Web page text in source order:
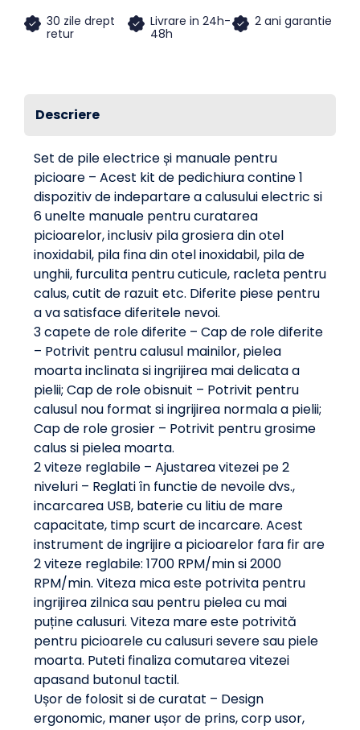
30 zile drept
retur
Livrare in 24h-
48h
2 ani garantie
Descriere
Set de pile electrice și manuale pentru
picioare – Acest kit de pedichiura contine 1
dispozitiv de indepartare a calusului electric si
6 unelte manuale pentru curatarea
picioarelor, inclusiv pila grosiera din otel
inoxidabil, pila fina din otel inoxidabil, pila de
unghii, furculita pentru cuticule, racleta pentru
calus, cutit de razuit etc. Diferite piese pentru
a va satisface diferitele nevoi.
3 capete de role diferite – Cap de role diferite
– Potrivit pentru calusul mainilor, pielea
moarta inclinata si ingrijirea mai delicata a
pielii; Cap de role obisnuit – Potrivit pentru
calusul nou format si ingrijirea normala a pielii;
Cap de role grosier – Potrivit pentru grosime
calus si pielea moarta.
2 viteze reglabile – Ajustarea vitezei pe 2
niveluri – Reglati în functie de nevoile dvs.,
incarcarea USB, baterie cu litiu de mare
capacitate, timp scurt de incarcare. Acest
instrument de ingrijire a picioarelor fara fir are
2 viteze reglabile: 1700 RPM/min si 2000
RPM/min. Viteza mica este potrivita pentru
ingrijirea zilnica sau pentru pielea cu mai
puține calusuri. Viteza mare este potrivită
pentru picioarele cu calusuri severe sau piele
moarta. Puteti finaliza comutarea vitezei
apasand butonul tactil.
Ușor de folosit si de curatat – Design
ergonomic, maner ușor de prins, corp usor,